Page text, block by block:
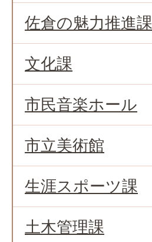
佐倉の魅力推進課
文化課
市民音楽ホール
市立美術館
生涯スポーツ課
土木管理課